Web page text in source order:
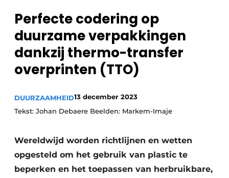
Privacy / Cookie statement
Vacatures
Video’s
Perfecte codering op
duurzame verpakkingen
dankzij thermo-transfer
overprinten (TTO)
DUURZAAMHEID13 december 2023
Tekst: Johan Debaere Beelden: Markem-Imaje
Wereldwijd worden richtlijnen en wetten
opgesteld om het gebruik van plastic te
beperken en het toepassen van herbruikbare,